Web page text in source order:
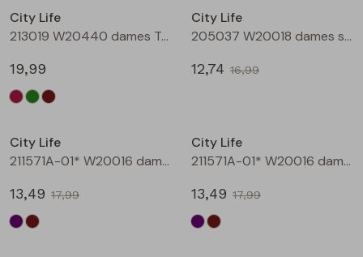
Blouses lange mouw
Sweatshirts
Gilet spencers
Bermuda's
Lange broek
Jackjes
Jassen
Leggings
Lange broeken
Lange broeken
Leggings
T-shirts lange mouw
City Life
213019 W20440 dames T-shirt lm Bruin
19,99
City Life
205037 W20018 dames singlet Aubergine
12,74 16,99
City Life
211571A-01* W20016 dames T-shirt km aubergine
13,49 17,99
City Life
211571A-01* W20016 dames T-shirt km bruin
13,49 17,99